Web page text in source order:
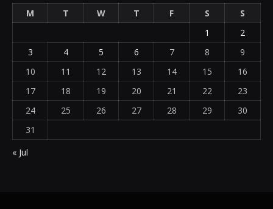
M
T W T F S
S
1
2
3
4 5 6 7 8
9
10
11 12 13 14 15
16
17
18 19 20 21 22
23
24
25 26 27 28 29
30
31
« Jul